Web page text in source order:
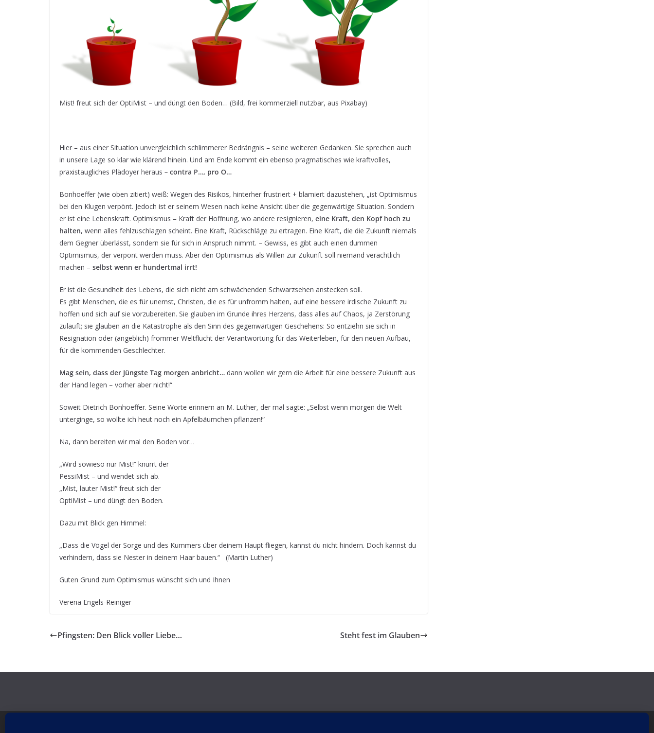
Mist! freut sich der OptiMist – und düngt den Boden… (Bild, frei kommerziell nutzbar, aus Pixabay)
Hier – aus einer Situation unvergleichlich schlimmerer Bedrängnis – seine weiteren Gedanken. Sie sprechen auch
in unsere Lage so klar wie klärend hinein. Und am Ende kommt ein ebenso pragmatisches wie kraftvolles,
praxistaugliches Plädoyer heraus – contra P…, pro O…
Bonhoeffer (wie oben zitiert) weiß: Wegen des Risikos, hinterher frustriert + blamiert dazustehen, „ist Optimismus
bei den Klugen verpönt. Jedoch ist er seinem Wesen nach keine Ansicht über die gegenwärtige Situation. Sondern
er ist eine Lebenskraft. Optimismus = Kraft der Hoffnung, wo andere resignieren, eine Kraft, den Kopf hoch zu
halten, wenn alles fehlzuschlagen scheint. Eine Kraft, Rückschläge zu ertragen. Eine Kraft, die die Zukunft niemals
dem Gegner überlässt, sondern sie für sich in Anspruch nimmt. – Gewiss, es gibt auch einen dummen
Optimismus, der verpönt werden muss. Aber den Optimismus als Willen zur Zukunft soll niemand verächtlich
machen – selbst wenn er hundertmal irrt!
Er ist die Gesundheit des Lebens, die sich nicht am schwächenden Schwarzsehen anstecken soll.
Es gibt Menschen, die es für unernst, Christen, die es für unfromm halten, auf eine bessere irdische Zukunft zu
hoffen und sich auf sie vorzubereiten. Sie glauben im Grunde ihres Herzens, dass alles auf Chaos, ja Zerstörung
zuläuft; sie glauben an die Katastrophe als den Sinn des gegenwärtigen Geschehens: So entziehn sie sich in
Resignation oder (angeblich) frommer Weltflucht der Verantwortung für das Weiterleben, für den neuen Aufbau,
für die kommenden Geschlechter.
Mag sein, dass der Jüngste Tag morgen anbricht… dann wollen wir gern die Arbeit für eine bessere Zukunft aus
der Hand legen – vorher aber nicht!“
Soweit Dietrich Bonhoeffer. Seine Worte erinnern an M. Luther, der mal sagte: „Selbst wenn morgen die Welt
unterginge, so wollte ich heut noch ein Apfelbäumchen pflanzen!“
Na, dann bereiten wir mal den Boden vor…
„Wird sowieso nur Mist!“ knurrt der
PessiMist – und wendet sich ab.
„Mist, lauter Mist!“ freut sich der
OptiMist – und düngt den Boden.
Dazu mit Blick gen Himmel:
„Dass die Vögel der Sorge und des Kummers über deinem Haupt fliegen, kannst du nicht hindern. Doch kannst du
verhindern, dass sie Nester in deinem Haar bauen.“ (Martin Luther)
Guten Grund zum Optimismus wünscht sich und Ihnen
Verena Engels-Reiniger
Pfingsten: Den Blick voller Liebe… Steht fest im Glauben